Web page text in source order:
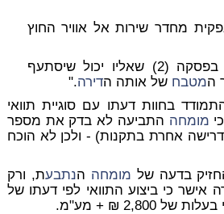
מחדר שירות אל אוויר החוץ
(3) צינור כאמור בפסקה (2) שאליו יכול שיסתעף
המטבח של אותה הדירה."
בחוות דעתו עם סוגיית תוואי
מומחה התביעה לא בדק את מספר
אחרת בתקנות) - ולכן לא הוכח
בדעה של מומחה הנתבעת, ורק
כי ביצוע התוואי לפי דעתו של
2,800 ₪ + מע"מ.